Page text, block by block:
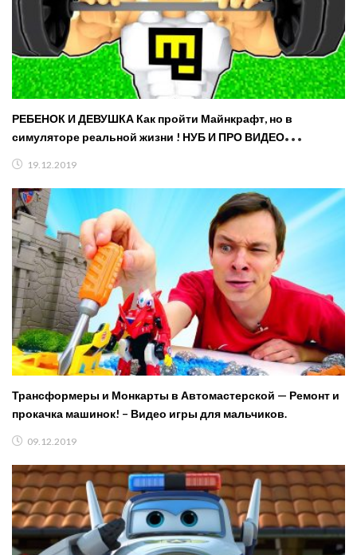
РЕБЕНОК И ДЕВУШКА Как пройти Майнкрафт, но в
симуляторе реальной жизни ! НУБ И ПРО ВИДЕО
19.12.2019
Трансформеры и Монкарты в Автомастерской — Ремонт и
прокачка машинок! – Видео игры для мальчиков.
09.12.2019